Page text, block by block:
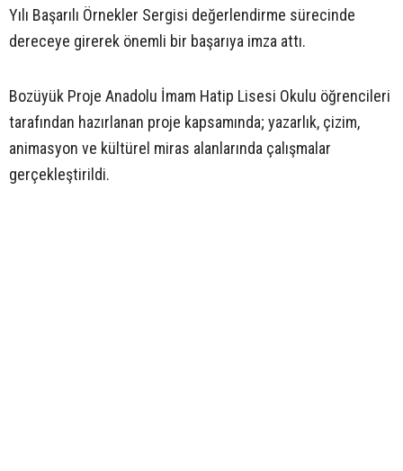
Yılı Başarılı Örnekler Sergisi değerlendirme sürecinde
dereceye girerek önemli bir başarıya imza attı.
Bozüyük Proje Anadolu İmam Hatip Lisesi Okulu öğrencileri
tarafından hazırlanan proje kapsamında; yazarlık, çizim,
animasyon ve kültürel miras alanlarında çalışmalar
gerçekleştirildi.